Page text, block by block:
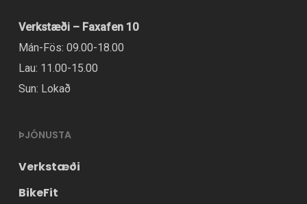
Verkstæði – Faxafen 10
Mán-Fös: 09.00-18.00
Lau: 11.00-15.00
Sun: Lokað
ÞJÓNUSTA
Verkstæði
BikeFit